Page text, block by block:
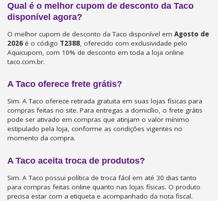
Qual é o melhor cupom de desconto da Taco
disponível agora?
O melhor cupom de desconto da Taco disponível em Agosto de
2026 é o código T2388, oferecido com exclusividade pelo
Aquicupom, com 10% de desconto em toda a loja online
taco.com.br.
A Taco oferece frete grátis?
Sim. A Taco oferece retirada gratuita em suas lojas físicas para
compras feitas no site. Para entregas a domicílio, o frete grátis
pode ser ativado em compras que atinjam o valor mínimo
estipulado pela loja, conforme as condições vigentes no
momento da compra.
A Taco aceita troca de produtos?
Sim. A Taco possui política de troca fácil em até 30 dias tanto
para compras feitas online quanto nas lojas físicas. O produto
precisa estar com a etiqueta e acompanhado da nota fiscal.